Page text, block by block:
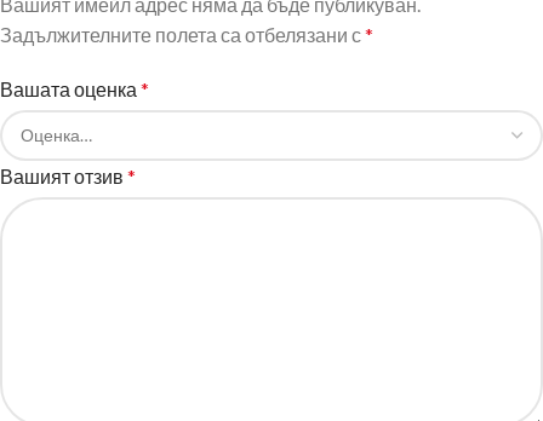
Вашият имейл адрес няма да бъде публикуван.
Задължителните полета са отбелязани с*
Вашата оценка *
Вашият отзив *